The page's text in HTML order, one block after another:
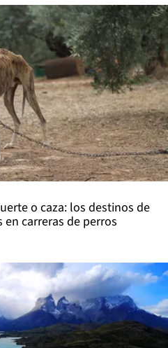
o caza: los destinos de
carreras de perros